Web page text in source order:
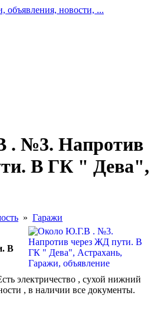
объявления, новости, ...
. №3. Напротив
В ГК " Дева",
» Гаражи
В
электричество , сухой нижний
, в наличии все документы.